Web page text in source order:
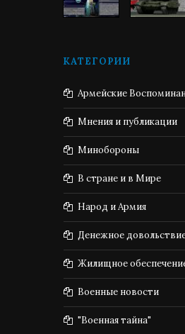
КАТЕГОРИИ
Армейские
Мнения и публикации
Минобороны
В стране и в Мире
Народ и Армия
Денежное
Жилищное
Военные новости
"Военная тайна"